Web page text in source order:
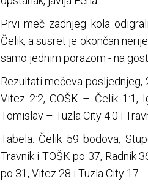
Prvi meč zadnjeg kola
Čelik, a susret je okončan
samo jednim porazom - na
Rezultati mečeva
Vitez 2:2, GOŠK – Čelik 1:1,
Tomislav – Tuzla City 4:0 i
Tabela: Čelik 59 bodova,
Travnik i TOŠK po 37, Radnik
po 31, Vitez 28 i Tuzla City 17.